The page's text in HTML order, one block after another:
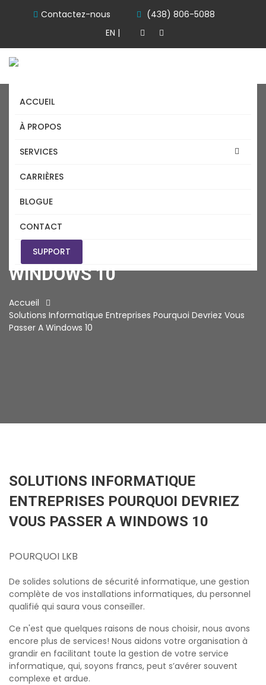
Contactez-nous
(438) 806-5088
EN |
ACCUEIL
À PROPOS
SERVICES
CARRIÈRES
BLOGUE
CONTACT
SUPPORT
SOLUTIONS INFORMATIQUE
ENTREPRISES POURQUOI
DEVRIEZ VOUS PASSER A
WINDOWS 10
Accueil
Solutions Informatique Entreprises Pourquoi Devriez Vous
Passer A Windows 10
SOLUTIONS INFORMATIQUE
ENTREPRISES POURQUOI DEVRIEZ
VOUS PASSER A WINDOWS 10
POURQUOI LKB
De solides solutions de sécurité informatique, une gestion
complète de vos installations informatiques, du personnel
qualifié qui saura vous conseiller.
Ce n'est que quelques raisons de nous choisir, nous avons
encore plus de services! Nous aidons votre organisation à
grandir en facilitant toute la gestion de votre service
informatique, qui, soyons francs, peut s’avérer souvent
complexe et ardue.